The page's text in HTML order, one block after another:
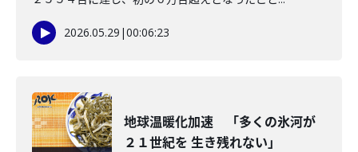
2026.05.29 |00:06:23
地球温暖化加速 「多くの氷河が
２１世紀を 生き残れない」